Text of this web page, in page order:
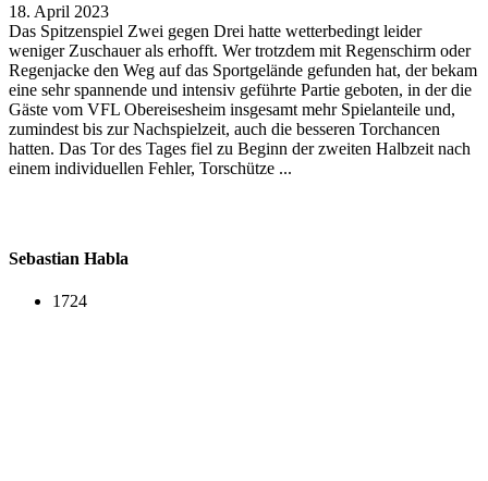
18. April 2023
Das Spitzenspiel Zwei gegen Drei hatte wetterbedingt leider
weniger Zuschauer als erhofft. Wer trotzdem mit Regenschirm oder
Regenjacke den Weg auf das Sportgelände gefunden hat, der bekam
eine sehr spannende und intensiv geführte Partie geboten, in der die
Gäste vom VFL Obereisesheim insgesamt mehr Spielanteile und,
zumindest bis zur Nachspielzeit, auch die besseren Torchancen
hatten. Das Tor des Tages fiel zu Beginn der zweiten Halbzeit nach
einem individuellen Fehler, Torschütze ...
Sebastian Habla
1724